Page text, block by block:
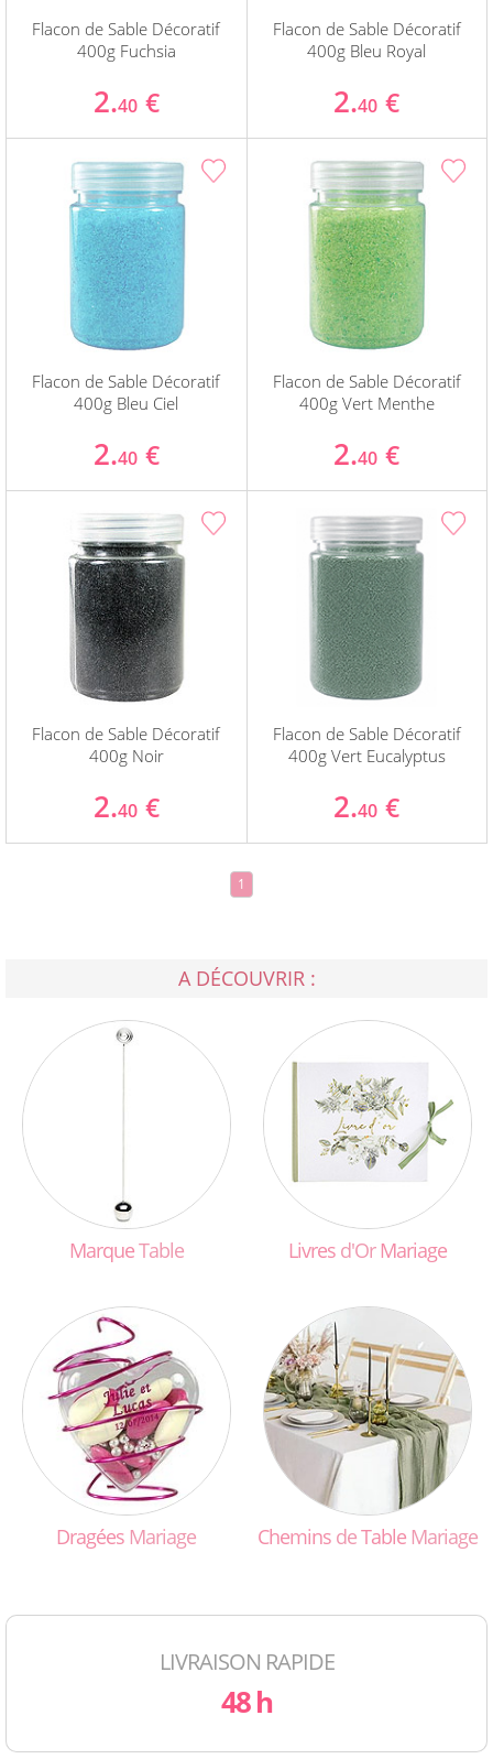
Flacon de Sable Décoratif
400g Fuchsia
2.40 €
Flacon de Sable Décoratif
400g Bleu Royal
2.40 €
Flacon de Sable Décoratif
400g Bleu Ciel
2.40 €
Flacon de Sable Décoratif
400g Vert Menthe
2.40 €
Flacon de Sable Décoratif
400g Noir
2.40 €
Flacon de Sable Décoratif
400g Vert Eucalyptus
2.40 €
1
A DÉCOUVRIR :
MarqueTable Livres d'OrMariage
Dragées Mariage Chemins deTable Mariage
LIVRAISON RAPIDE
48 h